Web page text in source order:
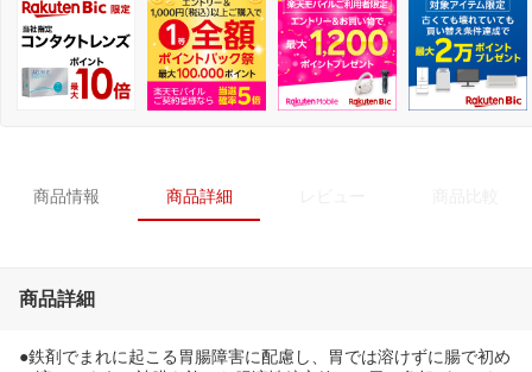
商品情報 商品詳細
商品詳細
●鉄剤でまれに起こる胃腸障害に配慮し、胃では溶けずに腸で初め